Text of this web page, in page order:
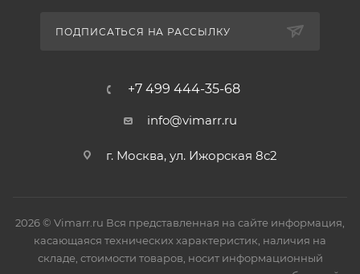
ПОДПИСАТЬСЯ НА РАССЫЛКУ
+7 499 444-35-68
info@vimarr.ru
г. Москва, ул. Ижорская 8с2
2026 © Vimarr.ru Вся представленная на сайте информация,
касающаяся технических характеристик, наличия на
складе, стоимости товаров, носит информационный